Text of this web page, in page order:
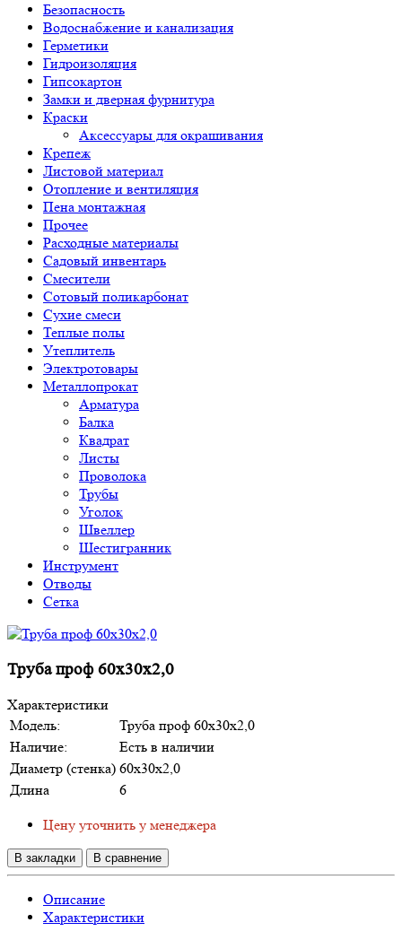
Безопасность
Водоснабжение и канализация
Герметики
Гидроизоляция
Гипсокартон
Замки и дверная фурнитура
Краски
Аксессуары для окрашивания
Крепеж
Листовой материал
Отопление и вентиляция
Пена монтажная
Прочее
Расходные материалы
Садовый инвентарь
Смесители
Сотовый поликарбонат
Сухие смеси
Теплые полы
Утеплитель
Электротовары
Металлопрокат
Арматура
Балка
Квадрат
Листы
Проволока
Трубы
Уголок
Швеллер
Шестигранник
Инструмент
Отводы
Сетка
Труба проф 60х30х2,0
Характеристики
Модель:
Труба проф 60х30х2,0
Наличие:
Есть в наличии
Диаметр (стенка) 60х30х2,0
Длина
6
Цену уточнить у менеджера
В закладки В сравнение
Описание
Характеристики